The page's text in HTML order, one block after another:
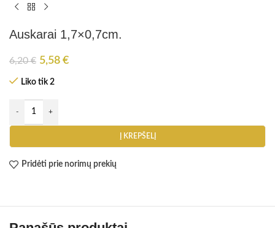
Auskarai 1,7×0,7cm.
6,20€ 5,58 €
Liko tik 2
Į KREPŠELĮ
Pridėti prie norimų prekių